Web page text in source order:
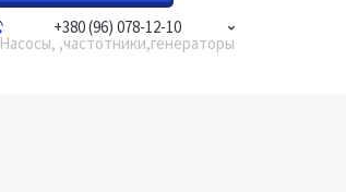
+380 (96) 078-12-10
Насосы, ,частотники,генераторы